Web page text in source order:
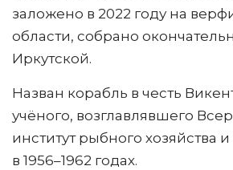
заложено в 2022 году на
области, собрано
Иркутской.
Назван корабль в честь
учёного, возглавлявшего
институт рыбного хозяйства
в 1956–1962 годах.